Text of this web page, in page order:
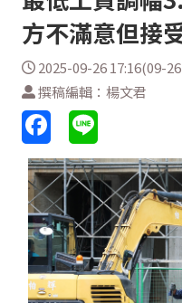
方不滿意但接
2025-09-26 17:16(09-
撰稿編輯：楊文君